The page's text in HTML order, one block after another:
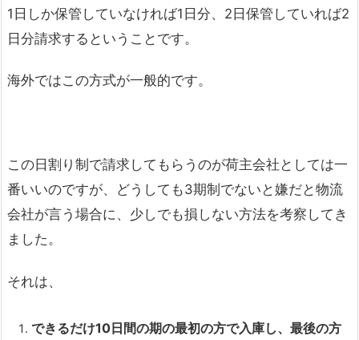
1日しか保管していなければ1日分、2日保管していれば2
日分請求するということです。
海外ではこの方式が一般的です。
この日割り制で請求してもらうのが荷主会社としては一
番いいのですが、どうしても3期制でないと嫌だと物流
会社が言う場合に、少しでも損しない方法を考察してき
ました。
それは、
できるだけ10日間の期の最初の方で入庫し、最後の方